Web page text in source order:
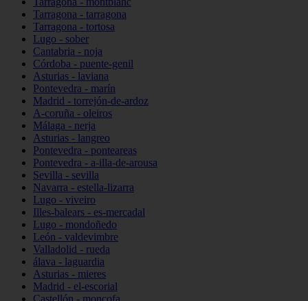
Tarragona - tarragona
Tarragona - tortosa
Lugo - sober
Cantabria - noja
Córdoba - puente-genil
Asturias - laviana
Pontevedra - marín
Madrid - torrejón-de-ardoz
A-coruña - oleiros
Málaga - nerja
Asturias - langreo
Pontevedra - ponteareas
Pontevedra - a-illa-de-arousa
Sevilla - sevilla
Navarra - estella-lizarra
Lugo - viveiro
Illes-balears - es-mercadal
Lugo - mondoñedo
León - valdevimbre
Valladolid - rueda
álava - laguardia
Asturias - mieres
Madrid - el-escorial
Castellón - moncofa